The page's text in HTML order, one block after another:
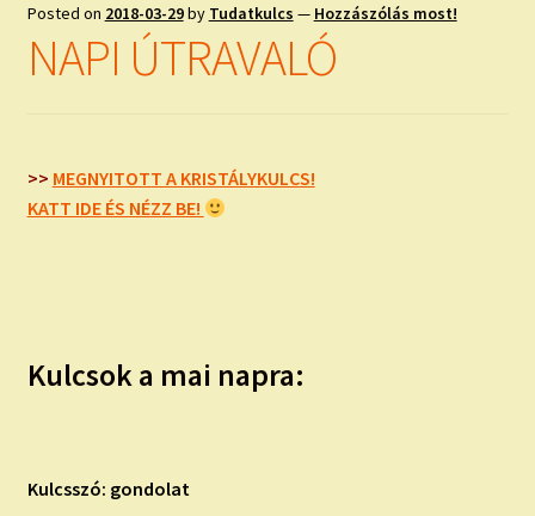
Posted on 2018-03-29by Tudatkulcs — Hozzászólás most!
NAPI ÚTRAVALÓ
>> MEGNYITOTT A KRISTÁLYKULCS!
KATT IDE ÉS NÉZZ BE!
Kulcsok a mai napra:
Kulcsszó: gondolat